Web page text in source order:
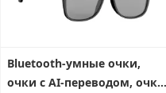
Bluetooth-умные очки,
очки с AI-переводом, очки